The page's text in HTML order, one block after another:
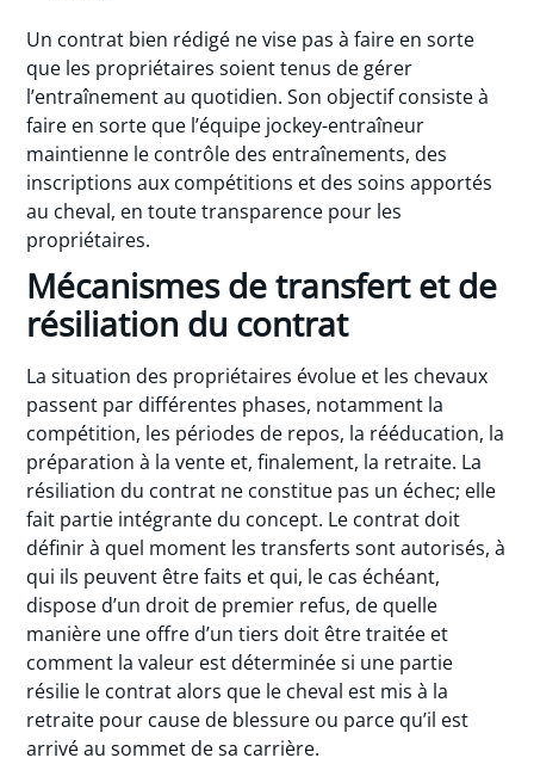
Un contrat bien rédigé ne vise pas à faire en sorte
que les propriétaires soient tenus de gérer
l’entraînement au quotidien. Son objectif consiste à
faire en sorte que l’équipe jockey-entraîneur
maintienne le contrôle des entraînements, des
inscriptions aux compétitions et des soins apportés
au cheval, en toute transparence pour les
propriétaires.
Mécanismes de transfert et de
résiliation du contrat
La situation des propriétaires évolue et les chevaux
passent par différentes phases, notamment la
compétition, les périodes de repos, la rééducation, la
préparation à la vente et, finalement, la retraite. La
résiliation du contrat ne constitue pas un échec; elle
fait partie intégrante du concept. Le contrat doit
définir à quel moment les transferts sont autorisés, à
qui ils peuvent être faits et qui, le cas échéant,
dispose d’un droit de premier refus, de quelle
manière une offre d’un tiers doit être traitée et
comment la valeur est déterminée si une partie
résilie le contrat alors que le cheval est mis à la
retraite pour cause de blessure ou parce qu’il est
arrivé au sommet de sa carrière.